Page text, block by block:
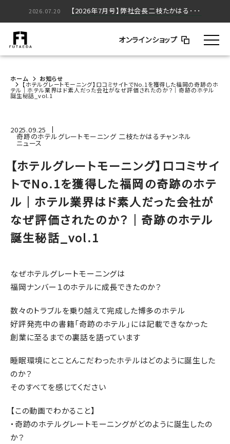
オンラインショップ
2026.05.20 【2026年5月号】弊社会長二枝たかはる･･･
2026.07.20 【2026年7月号】弊社会長二枝たかはる･･･
ホーム お知らせ
【ホテルグレートモーニング】口コミサイトでNo.1を獲得した福岡の奇跡のホ
テル｜ホテル業界はド素人だった会社がなぜ評価されたのか？｜奇跡のホテル
誕生秘話_vol.1
2025.09.25
奇跡のホテルグレートモーニング 二枝たかはるチャンネル
ニュース
【ホテルグレートモーニング】口コミサイ
トでNo.1を獲得した福岡の奇跡のホテ
ル｜ホテル業界はド素人だった会社が
なぜ評価されたのか？｜奇跡のホテル
誕生秘話_vol.1
なぜホテルグレートモーニングは
福岡ナンバー１のホテルに成長できたのか？
数々のトラブルを乗り越えて完成した博多のホテル
好評発売中の書籍「奇跡のホテル」には記載できなかった
創業に至るまでの裏話を語っています
睡眠環境にとことんこだわったホテルはどのように誕生した
のか？
そのすべてを感じてください
【この動画でわかること】
・奇跡のホテルグレートモーニングがどのように誕生したの
か？